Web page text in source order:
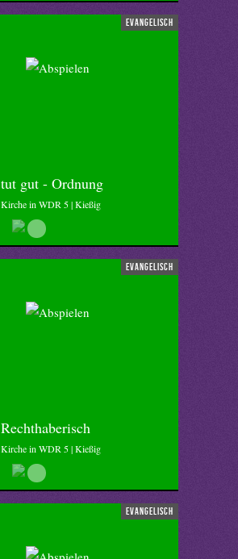
evangelisch
tut gut - Ordnung
Kirche in WDR 5 | Kießig
evangelisch
Rechthaberisch
Kirche in WDR 5 | Kießig
evangelisch